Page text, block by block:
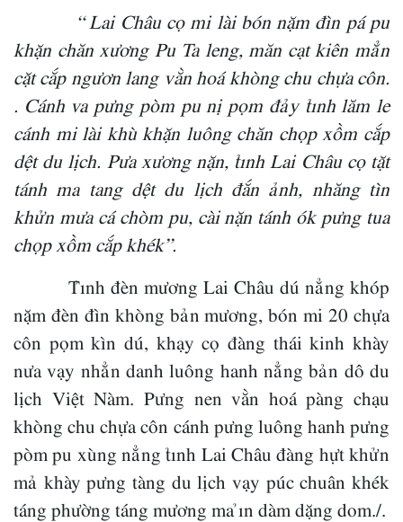
“ Lai Châu cọ mi lài bón nặm đìn pá pu
khặn chăn xương Pu Ta leng, măn cạt kiên mẳn
cặt cắp ngươn lang vằn hoá khòng chu chựa côn.
. Cánh va pưng pòm pu nị pọm đảy tỉnh lăm le
cánh mi lài khù khặn luông chăn chọp xồm cắp
dệt du lịch. Pưa xương nặn, tỉnh Lai Châu cọ tặt
tánh ma tang dệt du lịch đắn ảnh, nhăng tìn
khửn mưa cá chòm pu, cài nặn tánh ók pưng tua
chọp xồm cắp khék”.
Tỉnh đèn mương Lai Châu dú nẳng khóp
nặm đèn đìn khòng bản mương, bón mi 20 chựa
côn pọm kìn dú, khạy cọ đàng thái kinh khày
nưa vạy nhẳn danh luông hanh nẳng bản dô du
lịch Việt Nàm. Pưng nen vằn hoá pàng chạu
khòng chu chựa côn cánh pưng luông hanh pưng
pòm pu xùng nẳng tỉnh Lai Châu đàng hựt khửn
mả khày pưng tàng du lịch vạy púc chuân khék
táng phường táng mương ma ỉn dàm dặng dom./.